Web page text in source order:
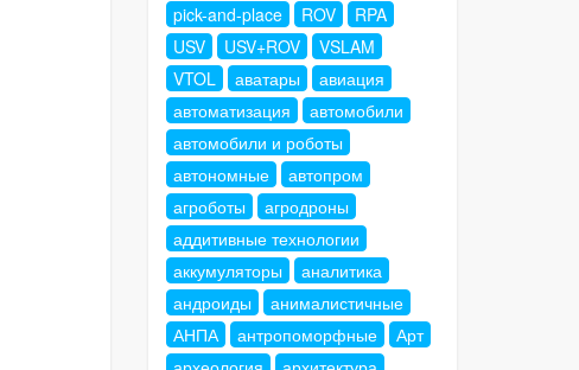
pick-and-place
ROV
RPA
USV
USV+ROV
VSLAM
VTOL
аватары
авиация
автоматизация
автомобили
автомобили и роботы
автономные
автопром
агроботы
агродроны
аддитивные технологии
аккумуляторы
аналитика
андроиды
анималистичные
АНПА
антропоморфные
Арт